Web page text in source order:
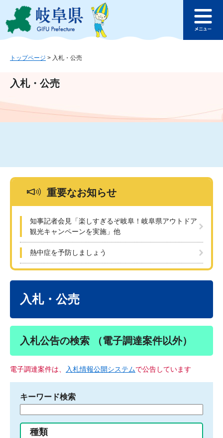
ジ
ュ
文
このページの本文へ
ュ
トップページ > 入札・公売
入札・公売
重要なお知らせ
知事記者会見「楽しすぎるぞ岐阜！岐阜県アウトドア
観光キャンペーンを実施」他
熱中症を予防しましょう
入札・公売
入札公告の検索 （電子調達案件以外）
電子調達案件は、 入札情報公開システムで公告しています
キーワード検索
種類